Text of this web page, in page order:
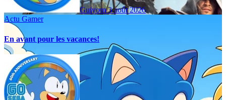
Guiyom3 août 2026
Actu Gamer
En avant pour les vacances!